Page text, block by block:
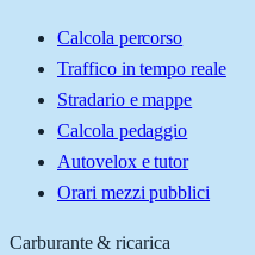
Calcola percorso
Traffico in tempo reale
Stradario e mappe
Calcola pedaggio
Autovelox e tutor
Orari mezzi pubblici
Carburante & ricarica